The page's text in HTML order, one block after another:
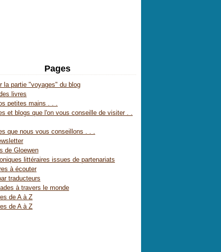
Pages
la partie "voyages" du blog
livres
petites mains . . .
et blogs que l'on vous conseille de visiter . .
que nous vous conseillons . . .
de Gloewen
littéraires issues de partenariats
à écouter
traducteurs
à travers le monde
de A à Z
de A à Z